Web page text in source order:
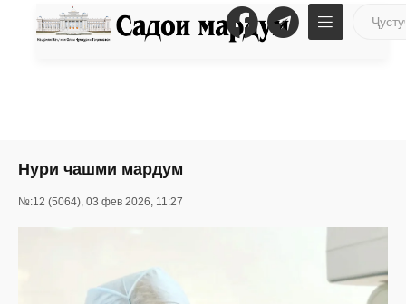
Нури чашми мардум
№:12 (5064), 03 фев 2026, 11:27